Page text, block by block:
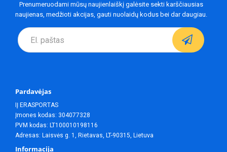
Prenumeruodami mūsų naujienlaiškį galėsite sekti karščiausias
naujienas, medžioti akcijas, gauti nuolaidų kodus bei dar daugiau.
Pardavėjas
IĮ ERASPORTAS
Įmones kodas: 304077328
PVM kodas: LT100010198116
Adresas: Laisvės g. 1, Rietavas, LT-90315, Lietuva
Informacija